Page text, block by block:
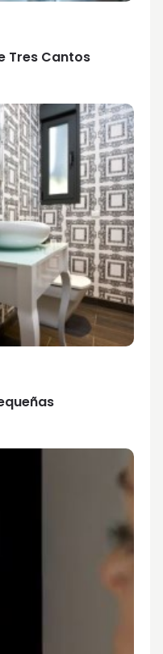
Tres Cantos